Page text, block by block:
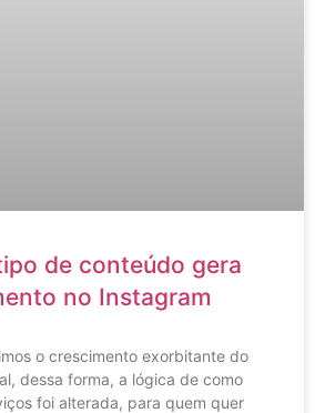
de conteúdo gera
no Instagram
o crescimento exorbitante do
dessa forma, a lógica de como
foi alterada, para quem quer